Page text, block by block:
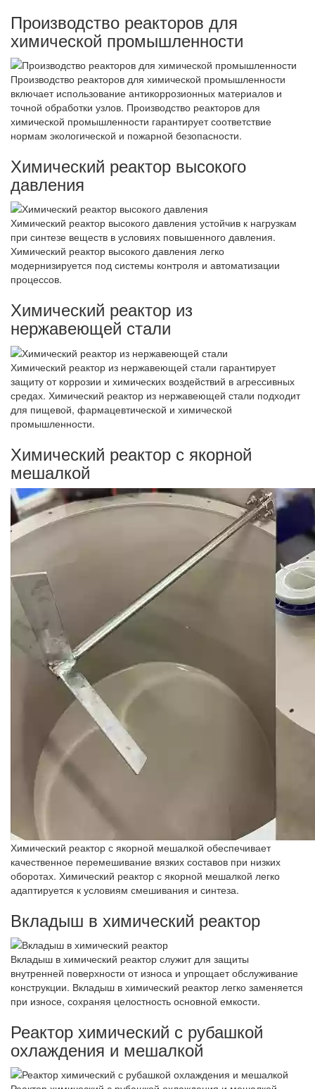
Производство реакторов для
химической промышленности
Производство реакторов для химической промышленности
включает использование антикоррозионных материалов и
точной обработки узлов. Производство реакторов для
химической промышленности гарантирует соответствие
нормам экологической и пожарной безопасности.
Химический реактор высокого
давления
Химический реактор высокого давления устойчив к нагрузкам
при синтезе веществ в условиях повышенного давления.
Химический реактор высокого давления легко
модернизируется под системы контроля и автоматизации
процессов.
Химический реактор из
нержавеющей стали
Химический реактор из нержавеющей стали гарантирует
защиту от коррозии и химических воздействий в агрессивных
средах. Химический реактор из нержавеющей стали подходит
для пищевой, фармацевтической и химической
промышленности.
Химический реактор с якорной
мешалкой
Химический реактор с якорной мешалкой обеспечивает
качественное перемешивание вязких составов при низких
оборотах. Химический реактор с якорной мешалкой легко
адаптируется к условиям смешивания и синтеза.
Вкладыш в химический реактор
Вкладыш в химический реактор служит для защиты
внутренней поверхности от износа и упрощает обслуживание
конструкции. Вкладыш в химический реактор легко заменяется
при износе, сохраняя целостность основной емкости.
Реактор химический с рубашкой
охлаждения и мешалкой